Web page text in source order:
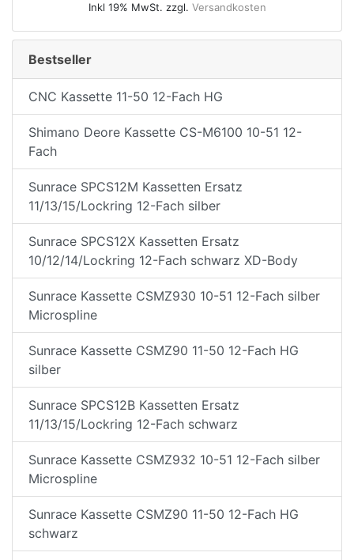
Inkl 19% MwSt. zzgl. Versandkosten
Bestseller
CNC Kassette 11-50 12-Fach HG
Shimano Deore Kassette CS-M6100 10-51 12-
Fach
Sunrace SPCS12M Kassetten Ersatz
11/13/15/Lockring 12-Fach silber
Sunrace SPCS12X Kassetten Ersatz
10/12/14/Lockring 12-Fach schwarz XD-Body
Sunrace Kassette CSMZ930 10-51 12-Fach silber
Microspline
Sunrace Kassette CSMZ90 11-50 12-Fach HG
silber
Sunrace SPCS12B Kassetten Ersatz
11/13/15/Lockring 12-Fach schwarz
Sunrace Kassette CSMZ932 10-51 12-Fach silber
Microspline
Sunrace Kassette CSMZ90 11-50 12-Fach HG
schwarz